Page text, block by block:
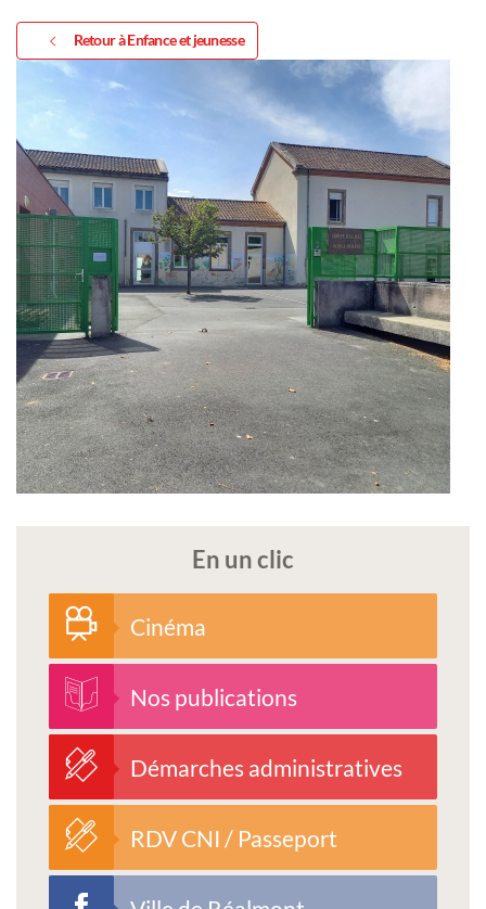
Retour à Enfance et jeunesse
En un clic
Cinéma
Nos publications
Démarches administratives
RDV CNI / Passeport